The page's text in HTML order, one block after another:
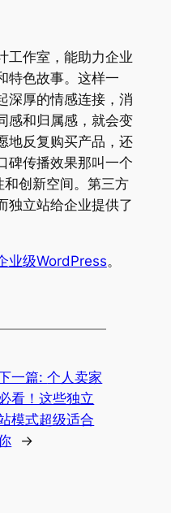
工作室，能助力企业
特色故事。这样一
深厚的情感连接，消
感和归属感，就会变
地反复购买产品，还
碑传播效果那叫一个
和创新空间。第三方
独立站给企业提供了
业级WordPress。
一篇:个人卖家
看！这些独立
模式超级适合
→